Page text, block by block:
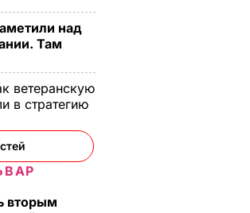
и
мой приказ,
–
"ДНР"
миссию
места
над
Там
ветеранскую
в стратегию
вторым